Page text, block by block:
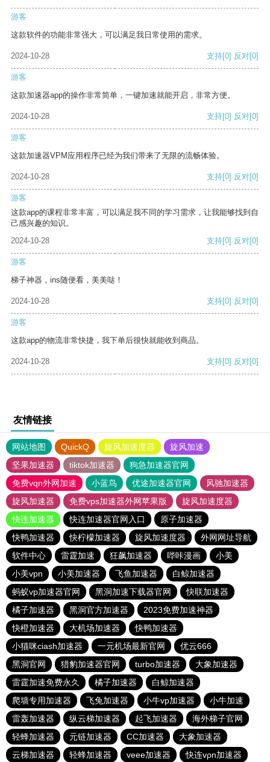
游客
这款软件的功能非常强大，可以满足我日常使用的需求。
2024-10-28 支持[0] 反对[0]
游客
这款加速器app的操作非常简单，一键加速就能开启，非常方便。
2024-10-28 支持[0] 反对[0]
游客
这款加速器VPM应用程序已经为我们带来了无限的流畅体验。
2024-10-28 支持[0] 反对[0]
游客
这款app的课程非常丰富，可以满足我不同的学习需求，让我能够找到自
己感兴趣的知识。
2024-10-28
支持[0] 反对[0]
游客
梯子神器，ins随便看，美美哒！
2024-10-28 支持[0] 反对[0]
游客
这款app的物流非常快捷，我下单后很快就能收到商品。
2024-10-28 支持[0] 反对[0]
友情链接
网站地图 QuickQ 旋风加速度器
旋风加速
坚果加速器
tiktok加速器
狗急加速器官网
免费vqn外网加速
小蓝鸟 优途加速器官网
风驰加速器
旋风加速器
免费vps加速器外网苹果版
旋风加速度器
快连加速器
快连加速器官网入口
原子加速器
快鸭加速器
快柠檬加速器 旋风加速度器
外网网址导航
软件中心
雷霆加速 狂飙加速器 哔咔漫画
小美
小美vpn
小美加速器 飞鱼加速器
白鲸加速器
蚂蚁vp加速器官网
黑洞加速下载器官网
快联加速器
橘子加速器
黑洞官方加速器
2023免费加速神器
快橙加速器
大机场加速器
快鸭加速器
小猫咪ciash加速器
一元机场最新官网
优云666
黑洞官网
猎豹加速器官网 turbo加速器
大象加速器
雷霆加速免费永久
橘子加速器
白鲸加速器
爬墙专用加速器
飞兔加速器 小牛vp加速器
小牛加速
雷轰加速器
纵云梯加速器 起飞加速器
海外梯子官网
轻蜂加速器
元链加速器 CC加速器
大象加速器
云梯加速器
轻蜂加速器 veee加速器 快连vρn加速器